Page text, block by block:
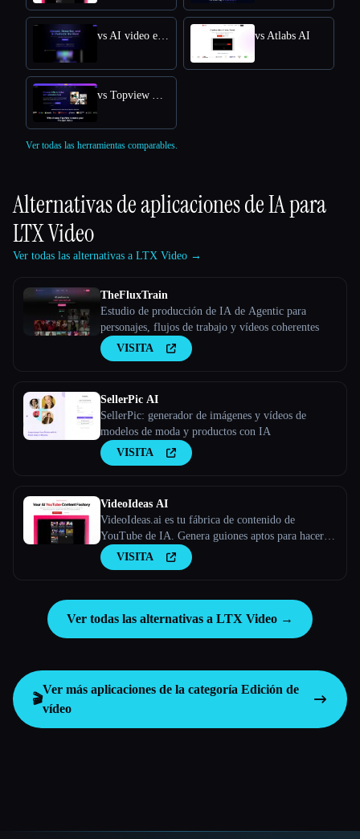
vs AI video editor vs Atlabs AI
vs Topview AI URL to Video
Ver todas las herramientas comparables.
Alternativas de aplicaciones de IA para
LTX Video
Ver todas las alternativas a LTX Video →
TheFluxTrain
Estudio de producción de IA de Agentic para
personajes, flujos de trabajo y vídeos coherentes
VISITA
SellerPic AI
SellerPic: generador de imágenes y vídeos de
modelos de moda y productos con IA
VISITA
VideoIdeas AI
VideoIdeas.ai es tu fábrica de contenido de
YouTube de IA. Genera guiones aptos para hacer
virus, nuevas ideas de vídeo y contenido atractivo
en cuestión de minutos.
VISITA
Ver todas las alternativas a LTX Video →
🎬
Ver más aplicaciones de la categoría Edición de
vídeo